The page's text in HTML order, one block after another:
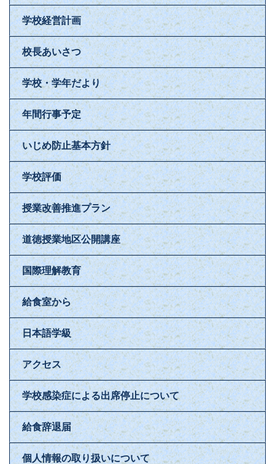
学校経営計画
校長あいさつ
学校・学年だより
年間行事予定
いじめ防止基本方針
学校評価
授業改善推進プラン
道徳授業地区公開講座
国際理解教育
給食室から
日本語学級
アクセス
学校感染症による出席停止について
給食辞退届
個人情報の取り扱いについて